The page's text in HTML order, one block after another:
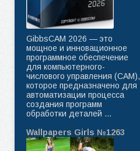
GibbsCAM 2026 — это
мощное и инновационное
программное обеспечение
для компьютерного-
числового управления (CAM),
которое предназначено для
автоматизации процесса
создания программ
обработки деталей ...
Wallpapers Girls №1263